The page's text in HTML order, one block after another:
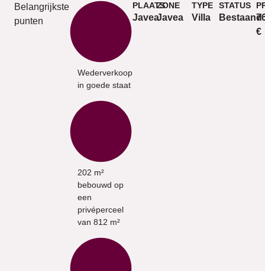
Belangrijkste
punten
Wederverkoop
in goede staat
202 m²
bebouwd op
een
privéperceel
van 812 m²
PLAATS
Javea
ZONE
Javea
TYPE
Villa
STATUS
Bestaand
€